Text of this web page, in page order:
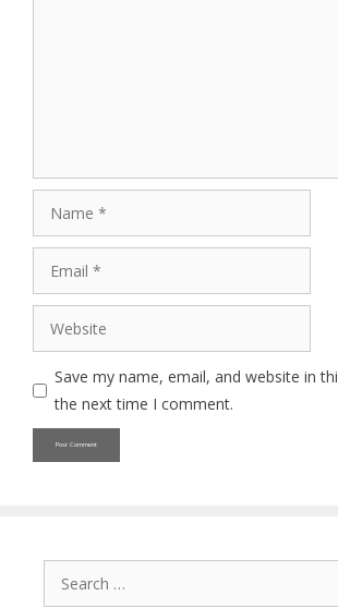
Website
Save my name, email, and website in
the next time I comment.